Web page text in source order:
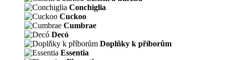
Conchiglia
Cuckoo
Cumbrae
Decó
Doplňky k příborům
Essentia